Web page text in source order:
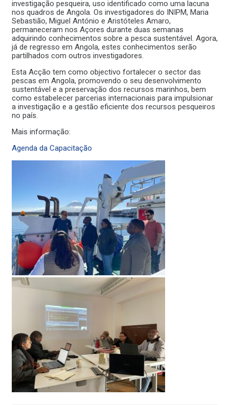
investigação pesqueira, uso identificado como uma lacuna
nos quadros de Angola. Os investigadores do INIPM, Maria
Sebastião, Miguel António e Aristóteles Amaro,
permaneceram nos Açores durante duas semanas
adquirindo conhecimentos sobre a pesca sustentável. Agora,
já de regresso em Angola, estes conhecimentos serão
partilhados com outros investigadores.
Esta Acção tem como objectivo fortalecer o sector das
pescas em Angola, promovendo o seu desenvolvimento
sustentável e a preservação dos recursos marinhos, bem
como estabelecer parcerias internacionais para impulsionar
a investigação e a gestão eficiente dos recursos pesqueiros
no país.
Mais informação:
Agenda da Capacitação